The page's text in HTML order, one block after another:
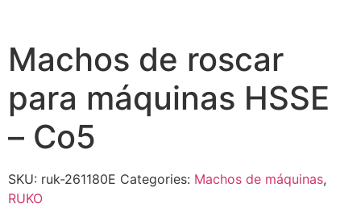
Machos de roscar
para máquinas HSSE
– Co5
SKU: ruk-261180E Categories: Machos de máquinas,
RUKO